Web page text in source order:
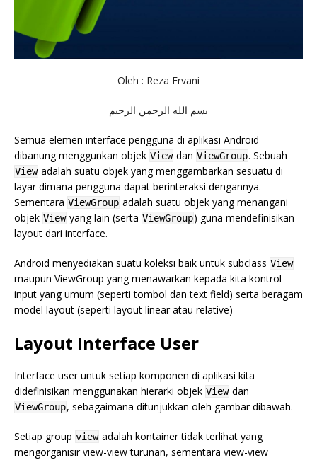
Oleh : Reza Ervani
بسم الله الرحمن الرحيم
Semua elemen interface pengguna di aplikasi Android
dibanung menggunkan objek View dan ViewGroup. Sebuah
View adalah suatu objek yang menggambarkan sesuatu di
layar dimana pengguna dapat berinteraksi dengannya.
Sementara ViewGroup adalah suatu objek yang menangani
objek View yang lain (serta ViewGroup) guna mendefinisikan
layout dari interface.
Android menyediakan suatu koleksi baik untuk subclass View
maupun ViewGroup yang menawarkan kepada kita kontrol
input yang umum (seperti tombol dan text field) serta beragam
model layout (seperti layout linear atau relative)
Layout Interface User
Interface user untuk setiap komponen di aplikasi kita
didefinisikan menggunakan hierarki objek View dan
ViewGroup, sebagaimana ditunjukkan oleh gambar dibawah.
Setiap group view adalah kontainer tidak terlihat yang
mengorganisir view-view turunan, sementara view-view